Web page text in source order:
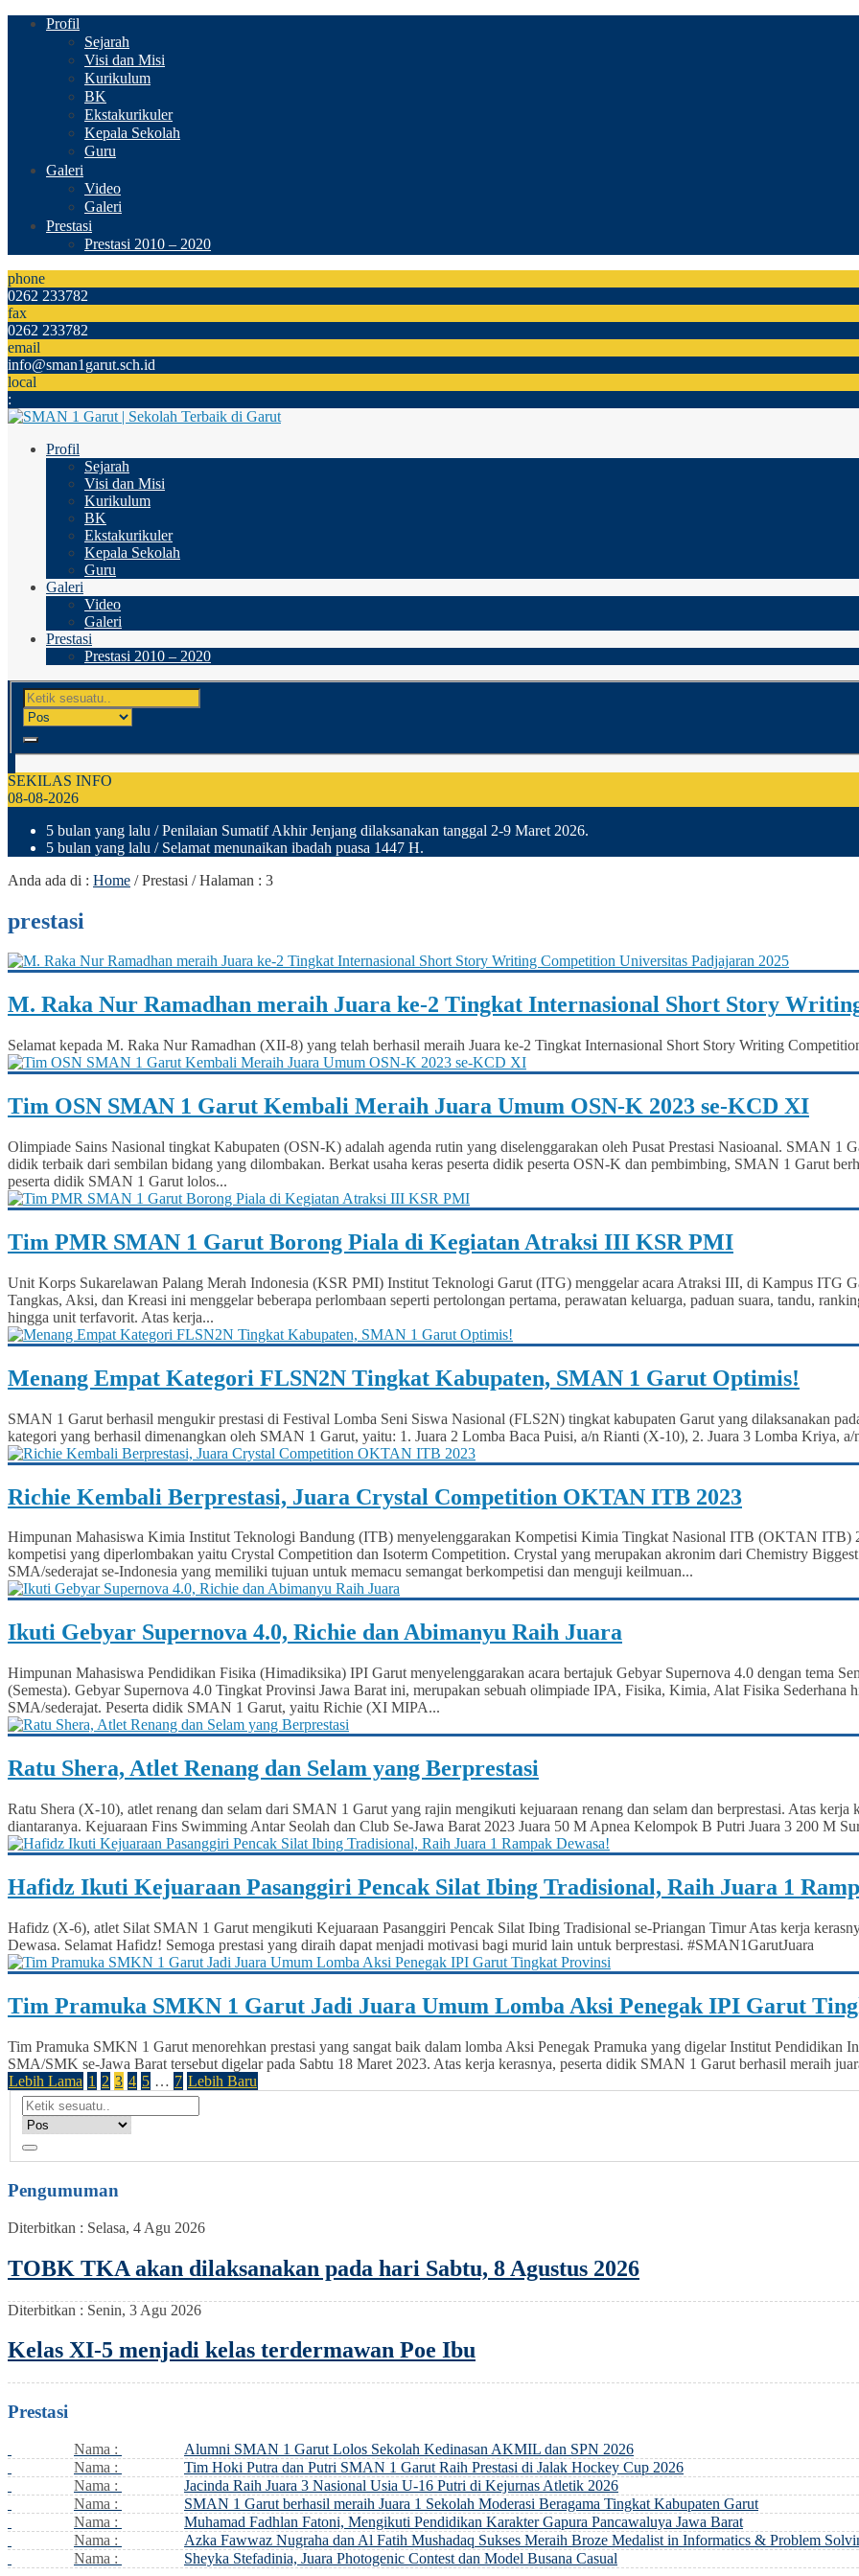
Profil
Sejarah
Visi dan Misi
Kurikulum
BK
Ekstakurikuler
Kepala Sekolah
Guru
Galeri
Video
Galeri
Prestasi
Prestasi 2010 – 2020
phone
0262 233782
fax
0262 233782
email
info@sman1garut.sch.id
local
:
Profil
Sejarah
Visi dan Misi
Kurikulum
BK
Ekstakurikuler
Kepala Sekolah
Guru
Galeri
Video
Galeri
Prestasi
Prestasi 2010 – 2020
SEKILAS INFO
08-08-2026
5 bulan yang lalu / Penilaian Sumatif Akhir Jenjang dilaksanakan tanggal 2-9 Maret 2026.
5 bulan yang lalu / Selamat menunaikan ibadah puasa 1447 H.
Anda ada di : Home /Prestasi / Halaman : 3
prestasi
M. Raka Nur Ramadhan meraih Juara ke-2 Tingkat Internasional Short Story
Selamat kepada M. Raka Nur Ramadhan (XII-8) yang telah berhasil meraih Juara ke-2 Tingkat Internasional Short Story Writing
Tim OSN SMAN 1 Garut Kembali Meraih Juara Umum OSN-K 2023 se-KCD XI
Olimpiade Sains Nasional tingkat Kabupaten (OSN-K) adalah agenda rutin yang diselenggarakan oleh Pusat Prestasi Nasioanal. SMAN 1
didik terbaik dari sembilan bidang yang dilombakan. Berkat usaha keras peserta didik peserta OSN-K dan pembimbing, SMAN 1 Garut
peserta didik SMAN 1 Garut lolos...
Tim PMR SMAN 1 Garut Borong Piala di Kegiatan Atraksi III KSR PMI
Unit Korps Sukarelawan Palang Merah Indonesia (KSR PMI) Institut Teknologi Garut (ITG) menggelar acara Atraksi III, di Kampus ITG
Tangkas, Aksi, dan Kreasi ini menggelar beberapa perlombaan seperti pertolongan pertama, perawatan keluarga, paduan suara, tandu,
hingga unit terfavorit. Atas kerja...
Menang Empat Kategori FLSN2N Tingkat Kabupaten, SMAN 1 Garut Optimis!
SMAN 1 Garut berhasil mengukir prestasi di Festival Lomba Seni Siswa Nasional (FLS2N) tingkat kabupaten Garut yang dilaksanakan
kategori yang berhasil dimenangkan oleh SMAN 1 Garut, yaitu: 1. Juara 2 Lomba Baca Puisi, a/n Rianti (X-10), 2. Juara 3 Lomba Kriya,
Richie Kembali Berprestasi, Juara Crystal Competition OKTAN ITB 2023
Himpunan Mahasiswa Kimia Institut Teknologi Bandung (ITB) menyelenggarakan Kompetisi Kimia Tingkat Nasional ITB (OKTAN ITB)
kompetisi yang diperlombakan yaitu Crystal Competition dan Isoterm Competition. Crystal yang merupakan akronim dari Chemistry
SMA/sederajat se-Indonesia yang memiliki tujuan untuk memacu semangat berkompetisi dan menguji keilmuan...
Ikuti Gebyar Supernova 4.0, Richie dan Abimanyu Raih Juara
Himpunan Mahasiswa Pendidikan Fisika (Himadiksika) IPI Garut menyelenggarakan acara bertajuk Gebyar Supernova 4.0 dengan tema
(Semesta). Gebyar Supernova 4.0 Tingkat Provinsi Jawa Barat ini, merupakan sebuah olimpiade IPA, Fisika, Kimia, Alat Fisika Sederhana
SMA/sederajat. Peserta didik SMAN 1 Garut, yaitu Richie (XI MIPA...
Ratu Shera, Atlet Renang dan Selam yang Berprestasi
Ratu Shera (X-10), atlet renang dan selam dari SMAN 1 Garut yang rajin mengikuti kejuaraan renang dan selam dan berprestasi. Atas
diantaranya. Kejuaraan Fins Swimming Antar Seolah dan Club Se-Jawa Barat 2023 Juara 50 M Apnea Kelompok B Putri Juara 3 200 M
Hafidz Ikuti Kejuaraan Pasanggiri Pencak Silat Ibing Tradisional, Raih Juara 1
Hafidz (X-6), atlet Silat SMAN 1 Garut mengikuti Kejuaraan Pasanggiri Pencak Silat Ibing Tradisional se-Priangan Timur Atas kerja
Dewasa. Selamat Hafidz! Semoga prestasi yang diraih dapat menjadi motivasi bagi murid lain untuk berprestasi. #SMAN1GarutJuara
Tim Pramuka SMKN 1 Garut Jadi Juara Umum Lomba Aksi Penegak IPI Garut
Tim Pramuka SMKN 1 Garut menorehkan prestasi yang sangat baik dalam lomba Aksi Penegak Pramuka yang digelar Institut Pendidikan
SMA/SMK se-Jawa Barat tersebut digelar pada Sabtu 18 Maret 2023. Atas kerja kerasnya, peserta didik SMAN 1 Garut berhasil meraih
Lebih Lama 1 2 3 4 5 … 7 Lebih Baru
Pengumuman
Diterbitkan : Selasa, 4 Agu 2026
TOBK TKA akan dilaksanakan pada hari Sabtu, 8 Agustus 2026
Diterbitkan : Senin, 3 Agu 2026
Kelas XI-5 menjadi kelas terdermawan Poe Ibu
Prestasi
Nama :
Alumni SMAN 1 Garut Lolos Sekolah Kedinasan AKMIL dan SPN 2026
Nama :
Tim Hoki Putra dan Putri SMAN 1 Garut Raih Prestasi di Jalak Hockey Cup 2026
Nama :
Jacinda Raih Juara 3 Nasional Usia U-16 Putri di Kejurnas Atletik 2026
Nama :
SMAN 1 Garut berhasil meraih Juara 1 Sekolah Moderasi Beragama Tingkat Kabupaten Garut
Nama :
Muhamad Fadhlan Fatoni, Mengikuti Pendidikan Karakter Gapura Pancawaluya Jawa Barat
Nama :
Azka Fawwaz Nugraha dan Al Fatih Mushadaq Sukses Meraih Broze Medalist in Informatics & Problem
Nama :
Sheyka Stefadinia, Juara Photogenic Contest dan Model Busana Casual